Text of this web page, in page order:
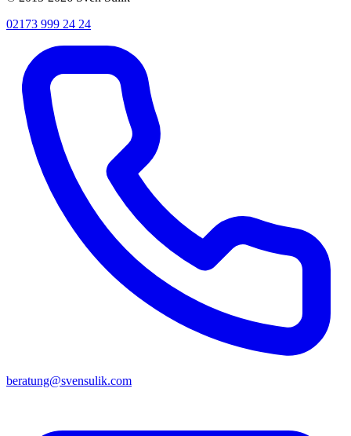
02173 999 24 24
beratung@svensulik.com